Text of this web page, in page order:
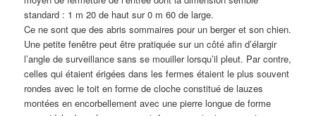
standard : 1 m 20 de haut sur 0 m 60 de large.
Ce ne sont que des abris sommaires pour un berger et son chien.
Une petite fenêtre peut être pratiquée sur un côté afin d’élargir
l’angle de surveillance sans se mouiller lorsqu’il pleut. Par contre,
celles qui étaient érigées dans les fermes étaient le plus souvent
rondes avec le toit en forme de cloche constitué de lauzes
montées en encorbellement avec une pierre longue de forme